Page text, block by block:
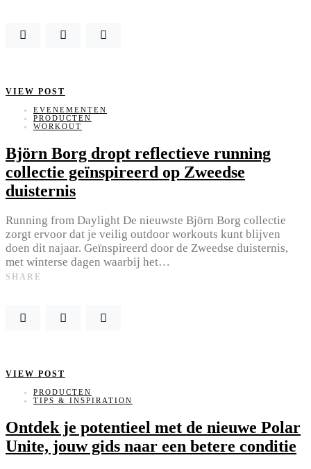
VIEW POST
EVENEMENTEN
PRODUCTEN
WORKOUT
Björn Borg dropt reflectieve running
collectie geïnspireerd op Zweedse
duisternis
Running from Daylight De nieuwste Björn Borg collectie
zorgt ervoor dat je veilig outdoor workouts kunt blijven
doen dit najaar. Geïnspireerd door de Zweedse duisternis,
met winterse dagen waarbij het…
SHARE
VIEW POST
PRODUCTEN
TIPS & INSPIRATION
Ontdek je potentieel met de nieuwe Polar
Unite, jouw gids naar een betere conditie